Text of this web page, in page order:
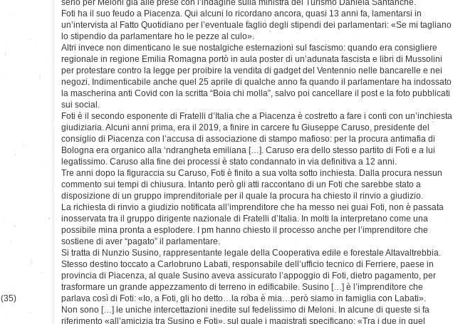
serio per Meloni già alle prese con l’indagine sulla ministra del Turismo Daniela Santanchè.
Foti ha il suo feudo a Piacenza. Qui alcuni lo ricordano ancora, quasi 13 anni fa, lamentarsi in
un’intervista al Fatto Quotidiano per l’eventuale taglio degli stipendi dei parlamentari: «Se mi tagliano
lo stipendio da parlamentare ho le pezze al culo».
Altri invece non dimenticano le sue nostalgiche esternazioni sul fascismo: quando era consigliere
regionale in regione Emilia Romagna portò in aula poster di un’adunata fascista e libri di Mussolini
per protestare contro la legge per proibire la vendita di gadget del Ventennio nelle bancarelle e nei
negozi. Indimenticabile anche quel 25 aprile di qualche anno fa quando il parlamentare ha indossato
la mascherina anti Covid con la scritta “Boia chi molla”, salvo poi cancellare il post e la foto pubblicati
sui social.
Foti è il secondo esponente di Fratelli d’Italia che a Piacenza è costretto a fare i conti con un’inchiesta
giudiziaria. Alcuni anni prima, era il 2019, a finire in carcere fu Giuseppe Caruso, presidente del
consiglio di Piacenza con l’accusa di associazione di stampo mafioso: per la procura antimafia di
Bologna era organico alla ‘ndrangheta emiliana […]. Caruso era dello stesso partito di Foti e a lui
legatissimo. Caruso alla fine dei processi è stato condannato in via definitiva a 12 anni.
Tre anni dopo la figuraccia su Caruso, Foti è finito a sua volta sotto inchiesta. Dalla procura nessun
commento sui tempi di chiusura. Intanto però gli atti raccontano di un Foti che sarebbe stato a
disposizione di un gruppo imprenditoriale per il quale la procura ha chiesto il rinvio a giudizio.
La richiesta di rinvio a giudizio notificata all’imprenditore che ha messo nei guai Foti, non è passata
inosservata tra il gruppo dirigente nazionale di Fratelli d’Italia. In molti la interpretano come una
possibile mina pronta a esplodere. I pm hanno chiesto il processo anche per l’imprenditore che
sostiene di aver “pagato” il parlamentare.
Si tratta di Nunzio Susino, rappresentante legale della Cooperativa edile e forestale Altavaltrebbia.
Stesso destino toccato a Carlobruno Labati, responsabile dell’ufficio tecnico di Ferriere, paese in
provincia di Piacenza, al quale Susino aveva assicurato l’appoggio di Foti, dietro pagamento, per
trasformare un grande appezzamento di terreno in edificabile. Susino […] è l’imprenditore che
parlava così di Foti: «Io, a Foti, gli ho detto…la roba è mia…però siamo in famiglia con Labati».
Non sono […] le uniche intercettazioni inedite sul fedelissimo di Meloni. In alcune di queste si fa
riferimento «all’amicizia tra Susino e Foti», sul quale i magistrati specificano: «Tra i due in quel
(35)